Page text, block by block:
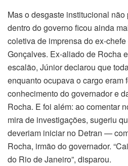
Mas o desgaste institucional não
dentro do governo ficou ainda
coletiva de imprensa do ex-
Gonçalves. Ex-aliado de Rocha
escalão, Júnior declarou que
enquanto ocupava o cargo eram
conhecimento do governador e
Rocha. E foi além: ao comentar
mira de investigações, sugeriu
deveriam iniciar no Detran —
Rocha, irmão do governador.
do Rio de Janeiro”, disparou.